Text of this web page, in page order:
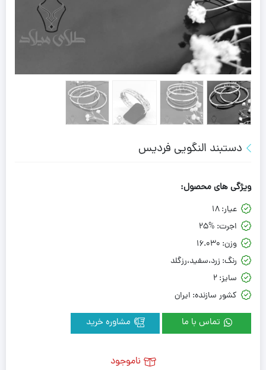
دستبند النگویی فردیس
ویژگی های محصول:
عیار:18
اجرت: 25%
وزن: 16.030
رنگ: زرد،سفید،رزگلد
سایز:2
کشور سازنده: ایران
تماس با ما
ناموجود